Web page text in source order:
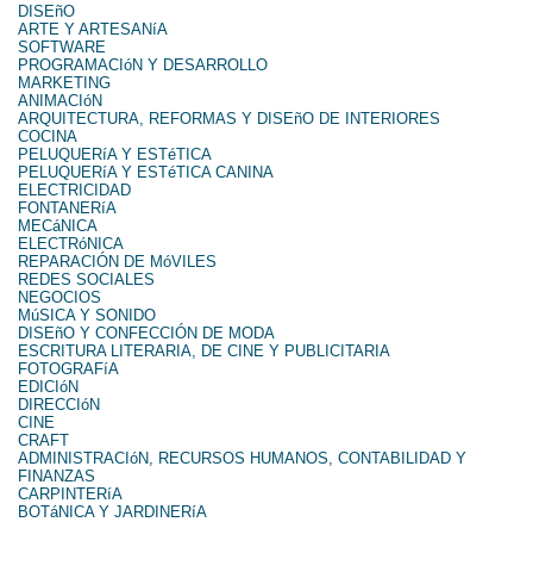
DISEñO
ARTE Y ARTESANíA
SOFTWARE
PROGRAMACIóN Y DESARROLLO
MARKETING
ANIMACIóN
ARQUITECTURA, REFORMAS Y DISEñO DE INTERIORES
COCINA
PELUQUERíA Y ESTéTICA
PELUQUERíA Y ESTéTICA CANINA
ELECTRICIDAD
FONTANERíA
MECáNICA
ELECTRóNICA
REPARACIÓN DE MóVILES
REDES SOCIALES
NEGOCIOS
MúSICA Y SONIDO
DISEñO Y CONFECCIÓN DE MODA
ESCRITURA LITERARIA, DE CINE Y PUBLICITARIA
FOTOGRAFíA
EDICIóN
DIRECCIóN
CINE
CRAFT
ADMINISTRACIóN, RECURSOS HUMANOS, CONTABILIDAD Y
FINANZAS
CARPINTERíA
BOTáNICA Y JARDINERíA